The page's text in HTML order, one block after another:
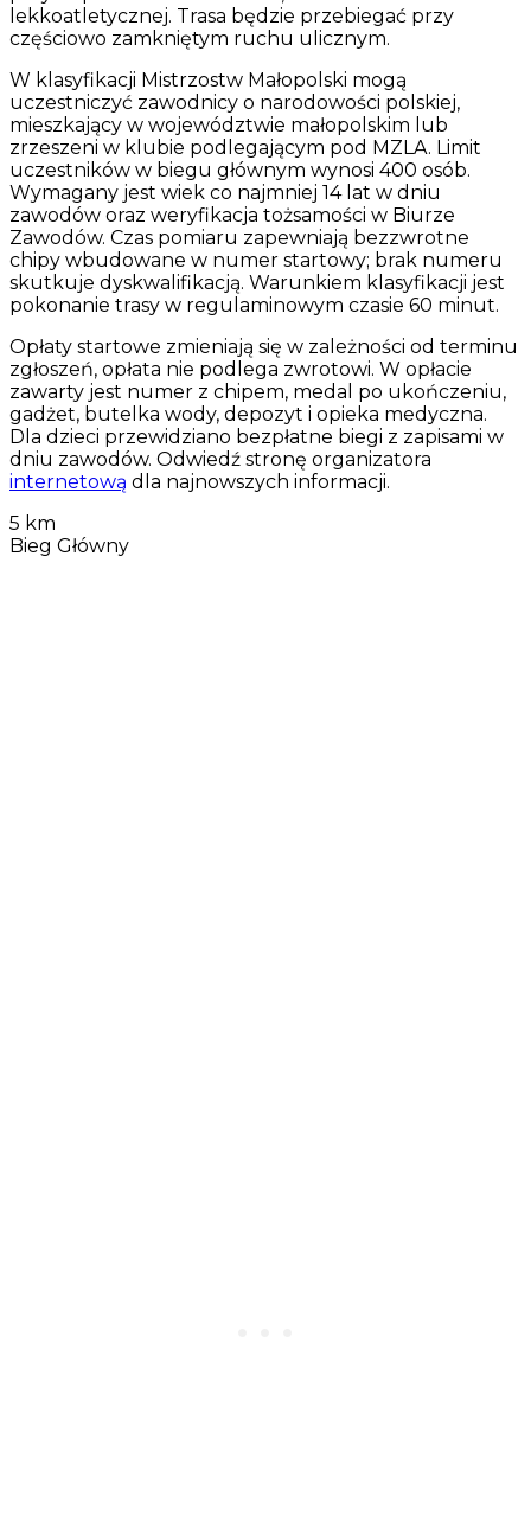
lekkoatletycznej. Trasa będzie przebiegać przy
częściowo zamkniętym ruchu ulicznym.
W klasyfikacji Mistrzostw Małopolski mogą
uczestniczyć zawodnicy o narodowości polskiej,
mieszkający w województwie małopolskim lub
zrzeszeni w klubie podlegającym pod MZLA. Limit
uczestników w biegu głównym wynosi 400 osób.
Wymagany jest wiek co najmniej 14 lat w dniu
zawodów oraz weryfikacja tożsamości w Biurze
Zawodów. Czas pomiaru zapewniają bezzwrotne
chipy wbudowane w numer startowy; brak numeru
skutkuje dyskwalifikacją. Warunkiem klasyfikacji jest
pokonanie trasy w regulaminowym czasie 60 minut.
Opłaty startowe zmieniają się w zależności od terminu
zgłoszeń, opłata nie podlega zwrotowi. W opłacie
zawarty jest numer z chipem, medal po ukończeniu,
gadżet, butelka wody, depozyt i opieka medyczna.
Dla dzieci przewidziano bezpłatne biegi z zapisami w
dniu zawodów. Odwiedź stronę organizatora
internetową dla najnowszych informacji.
5 km
Bieg Główny